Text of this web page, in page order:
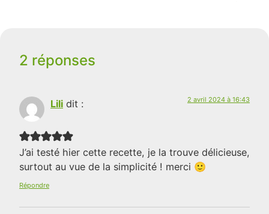
2 réponses
Lili dit : 2 avril 2024 à 16:43
J’ai testé hier cette recette, je la trouve délicieuse,
surtout au vue de la simplicité ! merci 🙂
Répondre